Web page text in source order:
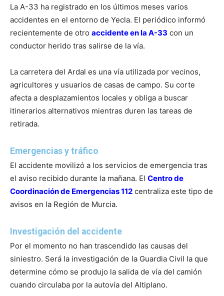
La A-33 ha registrado en los últimos meses varios
accidentes en el entorno de Yecla. El periódico informó
recientemente de otro accidente en la A-33 con un
conductor herido tras salirse de la vía.
La carretera del Ardal es una vía utilizada por vecinos,
agricultores y usuarios de casas de campo. Su corte
afecta a desplazamientos locales y obliga a buscar
itinerarios alternativos mientras duren las tareas de
retirada.
Emergencias y tráfico
El accidente movilizó a los servicios de emergencia tras
el aviso recibido durante la mañana. El Centro de
Coordinación de Emergencias 112 centraliza este tipo de
avisos en la Región de Murcia.
Investigación del accidente
Por el momento no han trascendido las causas del
siniestro. Será la investigación de la Guardia Civil la que
determine cómo se produjo la salida de vía del camión
cuando circulaba por la autovía del Altiplano.